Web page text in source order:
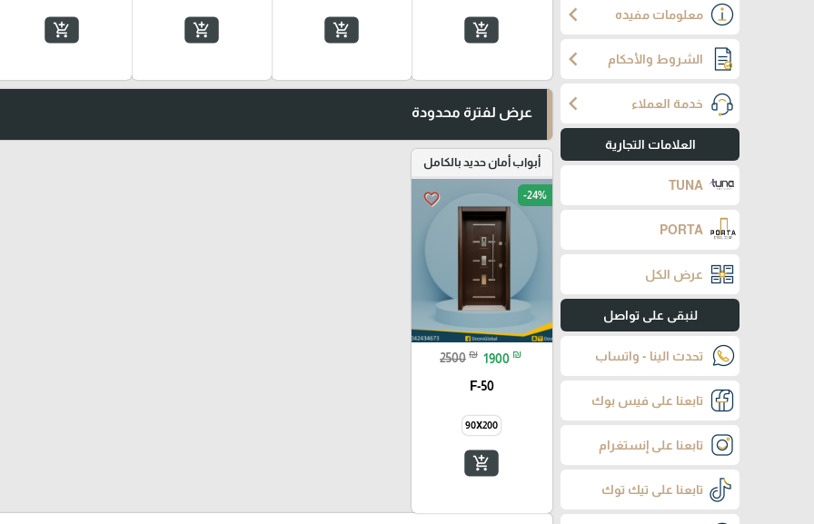
معلومات مفيده chevron_left
الشروط والأحكام chevron_left
خدمة العملاء chevron_left
العلامات التجارية
TUNA
PORTA
عرض الكل
لنبقى على تواصل
تحدث الينا - واتساب
تابعنا على فيس بوك
تابعنا على إنستغرام
تابعنا على تيك توك
add_shopping_cart
add_shopping_cart
add_shopping_cart
add_shopping_cart
عرض لفترة محدودة
أبواب أمان حديد بالكامل
favorite_border -24%
2500 ₪ 1900 ₪
F-50
90X200
add_shopping_cart